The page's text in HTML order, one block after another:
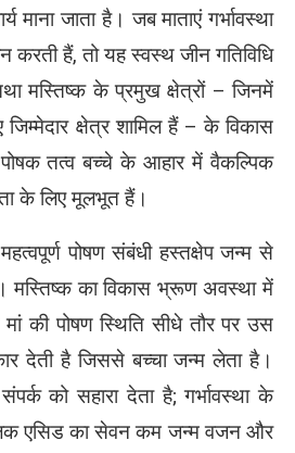
माना जाता है। जब माताएं गर्भावस्था
करती हैं, तो यह स्वस्थ जीन गतिविधि
मस्तिष्क के प्रमुख क्षेत्रों – जिनमें
क्षेत्र शामिल हैं – के विकास
तत्व बच्चे के आहार में वैकल्पिक
के लिए मूलभूत हैं।
पोषण संबंधी हस्तक्षेप जन्म से
मस्तिष्क का विकास भ्रूण अवस्था में
की पोषण स्थिति सीधे तौर पर उस
देती है जिससे बच्चा जन्म लेता है।
को सहारा देता है; गर्भावस्था के
एसिड का सेवन कम जन्म वजन और